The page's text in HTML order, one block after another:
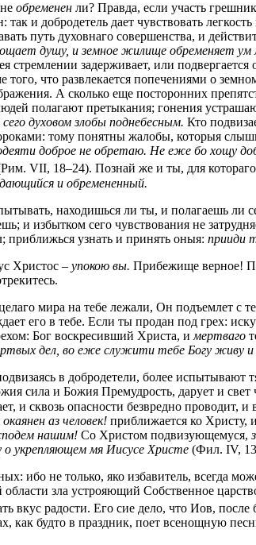
обременен ли? Правда, если участь
и добродетель дает чувствовать
путь духовнаго совершенства, и
душу, и земное жилище обременяет ум
задерживает, или подвергается
что развлекается попечениями о
А сколько еще посторонних
полагают претыкания; гонения
духовом злобы поднебесным. Кто
тому понятны жалобы, которыя
доброе не обретаю. Не еже бо хощу
VII, 18–24). Познай же и ты, для котораго
и обремененный.
находишься ли ты, и полагаешь ли
и избытком сего чувствования не
приближься узнать и принять оныя: прииди
Христос – упокою вы. Прибежище верное!
мира на тебе лежали, Он подъемлет с
его в тебе. Если ты продан под грех:
Бог воскресивший Христа, и мертваго
дел, во еже служити тебе Богу живу
в добродетели, более
сила и Божия Премудрость, дарует и
и сквозь опасности безвредно проводит, и
окаянен аз человек! приближается ко Христу,
нашим! Со Христом подвизующемуся,
о укрепляющем мя Иисусе Христе (Фил. IV,
ибо не только, яко избавитель, всегда
зла устрояющий Собственное
вкус радости. Его сие дело, что Иов, после
как будто в праздник, поет всенощную